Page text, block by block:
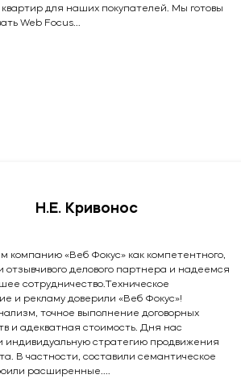
квартир для наших покупателей. Мы готовы
Web Focus...
Н.Е. Кривонос
компанию «Веб Фокус» как компетентного,
делового партнера и надеемся
сотрудничество.Техническое
и рекламу доверили «Веб Фокус»!
точное выполнение договорных
и адекватная стоимость. Дня нас
В частности, составили семантическое
ядро, настроили расширенные....